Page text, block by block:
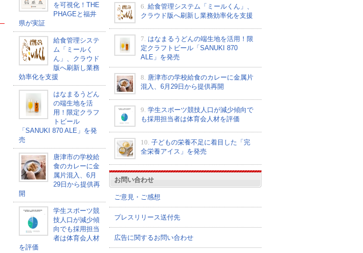
を可視化！THE
PHAGEと福井
県が実証
給食管理システ
ム「ミールく
ん」、クラウド
版へ刷新し業務
効率化を支援
はなまるうどん
の端生地を活
用！限定クラフ
トビール
「SANUKI 870 ALE」を発
売
唐津市の学校給
食のカレーに金
属片混入、6月
29日から提供再
開
学生スポーツ競
技人口が減少傾
向でも採用担当
者は体育会人材
を評価
6. 給食管理システム「ミールくん」、
クラウド版へ刷新し業務効率化を支援
7. はなまるうどんの端生地を活用！限
定クラフトビール「SANUKI 870
ALE」を発売
8. 唐津市の学校給食のカレーに金属片
混入、6月29日から提供再開
9. 学生スポーツ競技人口が減少傾向で
も採用担当者は体育会人材を評価
10. 子どもの栄養不足に着目した「完
全栄養アイス」を発売
お問い合わせ
ご意見・ご感想
プレスリリース送付先
広告に関するお問い合わせ